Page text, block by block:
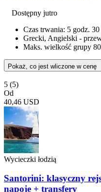
Dostępny jutro
Czas trwania: 5 godz.
Grecki, Angielski -
Maks. wielkość grupy
Pokaż, co jest wliczone w cenę
5 (5)
Od
40,46 USD
Wycieczki łodzią
Santorini: klasyczny
napoje + transfery